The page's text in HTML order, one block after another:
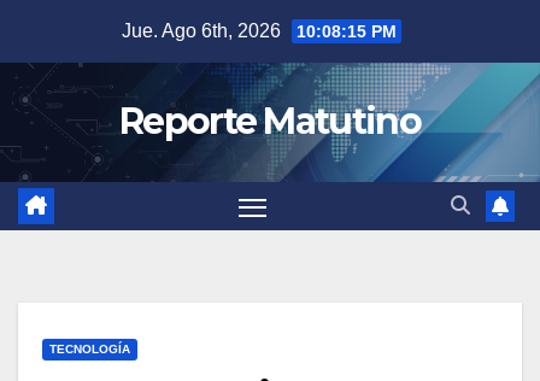
contenido
Jue. Ago 6th, 2026 10:08:16 PM
Reporte Matutino
TECNOLOGÍA